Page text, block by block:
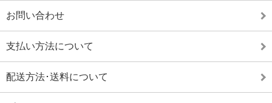
お問い合わせ
支払い方法について
配送方法･送料について